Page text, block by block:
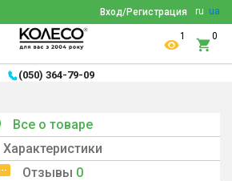
ru ua
Вход/Регистрация
1 0
(050) 364-79-09
Все о товаре
Характеристики
Отзывы 0